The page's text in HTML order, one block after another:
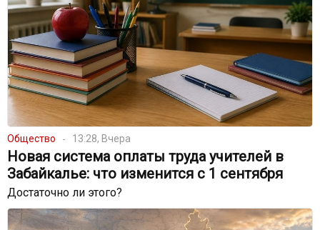
Общество 13:28, Вчера
Новая система оплаты труда учителей в
Забайкалье: что изменится с 1 сентября
Достаточно ли этого?